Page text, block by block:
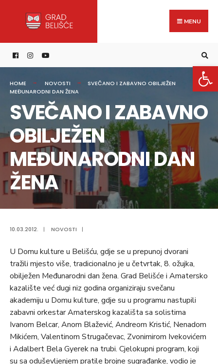
content
MENU
HOME NOVOSTI
SVEČANO I ZABAVNO OBILJEŽEN
MEĐUNARODNI DAN ŽENA
SVEČANO I ZABAVNO
OBILJEŽEN
MEĐUNARODNI DAN
ŽENA
10.03.2012. | NOVOSTI |
U Domu kulture u Belišću, gdje se u prepunoj dvorani
tražili mjesto više, tradicionalno je u četvrtak, 8. ožujka,
obilježen Međunarodni dan žena. Grad Belišće i Amatersko
kazalište već dugi niz godina organiziraju svečanu
akademiju u Domu kulture, gdje su u programu nastupili
zabavni orkestar Amaterskog kazališta sa solistima
Ivanom Belcar, Anom Blažević, Andreom Kristić, Nenadom
Mikićem, Valentinom Strugačevac, Zvonimirom Ivekovićem
i Adalbert Bela Gyerek na trubi. Cjelokupni program, koji
su sa oduševljenjem pratile brojne sugrađanke, vodio je
for: